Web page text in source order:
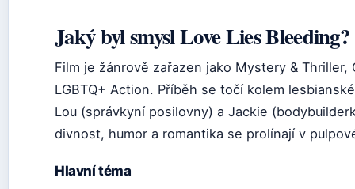
Jaký byl smysl Love Lies Bleeding?
Film je žánrově zařazen jako Mystery & Thriller,
LGBTQ+ Action. Příběh se točí kolem
Lou (správkyní posilovny) a Jackie
divnost, humor a romantika se prolínají v
Hlavní téma